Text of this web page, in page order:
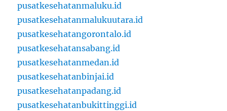
pusatkesehatanmaluku.id
pusatkesehatanmalukuutara.id
pusatkesehatangorontalo.id
pusatkesehatansabang.id
pusatkesehatanmedan.id
pusatkesehatanbinjai.id
pusatkesehatanpadang.id
pusatkesehatanbukittinggi.id